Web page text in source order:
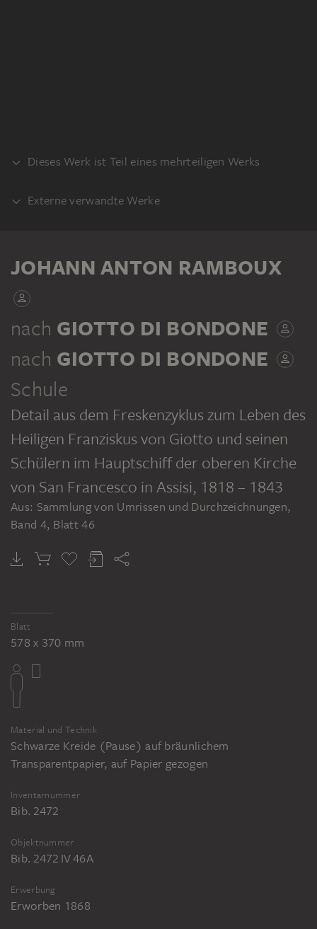
Dieses Werk ist Teil eines mehrteiligen Werks
KLEBEBAND
Sammlung von Umrissen und Durchzeichnungen, Band 4
Externe verwandte Werke
Franziskuslegende. San Francesco,
JOHANN ANTON RAMBOUX
nach GIOTTO DI BONDONE
nach GIOTTO DI BONDONE
Schule
Detail aus dem Freskenzyklus zum Leben des
Heiligen Franziskus von Giotto und seinen
Schülern im Hauptschiff der oberen Kirche
von San Francesco in Assisi, 1818 – 1843
Aus: Sammlung von Umrissen und Durchzeichnungen,
Band 4, Blatt 46
Blatt
578 x 370 mm
Material und Technik
Schwarze Kreide (Pause) auf bräunlichem
Transparentpapier, auf Papier gezogen
Inventarnummer
Bib. 2472
Objektnummer
Bib. 2472 IV 46A
Erwerbung
Erworben 1868